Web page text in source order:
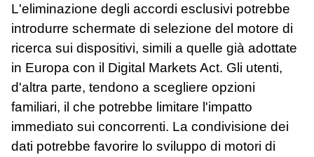
L'eliminazione degli accordi esclusivi potrebbe
introdurre schermate di selezione del motore di
ricerca sui dispositivi, simili a quelle già adottate
in Europa con il Digital Markets Act. Gli utenti,
d'altra parte, tendono a scegliere opzioni
familiari, il che potrebbe limitare l'impatto
immediato sui concorrenti. La condivisione dei
dati potrebbe favorire lo sviluppo di motori di